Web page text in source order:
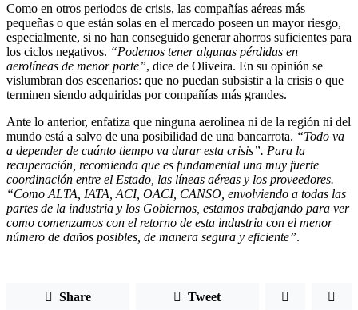
Como en otros periodos de crisis, las compañías aéreas más
pequeñas o que están solas en el mercado poseen un mayor riesgo,
especialmente, si no han conseguido generar ahorros suficientes para
los ciclos negativos. “Podemos tener algunas pérdidas en
aerolíneas de menor porte”, dice de Oliveira. En su opinión se
vislumbran dos escenarios: que no puedan subsistir a la crisis o que
terminen siendo adquiridas por compañías más grandes.
Ante lo anterior, enfatiza que ninguna aerolínea ni de la región ni del
mundo está a salvo de una posibilidad de una bancarrota. “Todo va
a depender de cuánto tiempo va durar esta crisis”. Para la
recuperación, recomienda que es fundamental una muy fuerte
coordinación entre el Estado, las líneas aéreas y los proveedores.
“Como ALTA, IATA, ACI, OACI, CANSO, envolviendo a todas las
partes de la industria y los Gobiernos, estamos trabajando para ver
como comenzamos con el retorno de esta industria con el menor
número de daños posibles, de manera segura y eficiente”.
Share Tweet